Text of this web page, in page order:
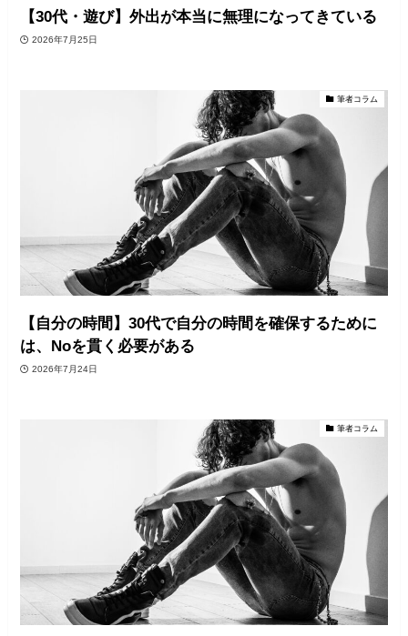
【30代・遊び】外出が本当に無理になってきている
2026年7月25日
筆者コラム
【自分の時間】30代で自分の時間を確保するために
は、Noを貫く必要がある
2026年7月24日
筆者コラム